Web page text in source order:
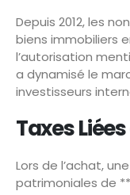
Depuis 2012, les
biens immobiliers
l’autorisation
a dynamisé le
investisseurs
Taxes
Lors de l’achat,
patrimoniales de